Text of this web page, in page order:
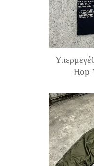
Hop
από
μέρος